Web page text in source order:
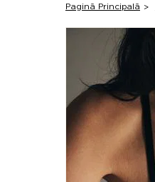
Pagină Principală